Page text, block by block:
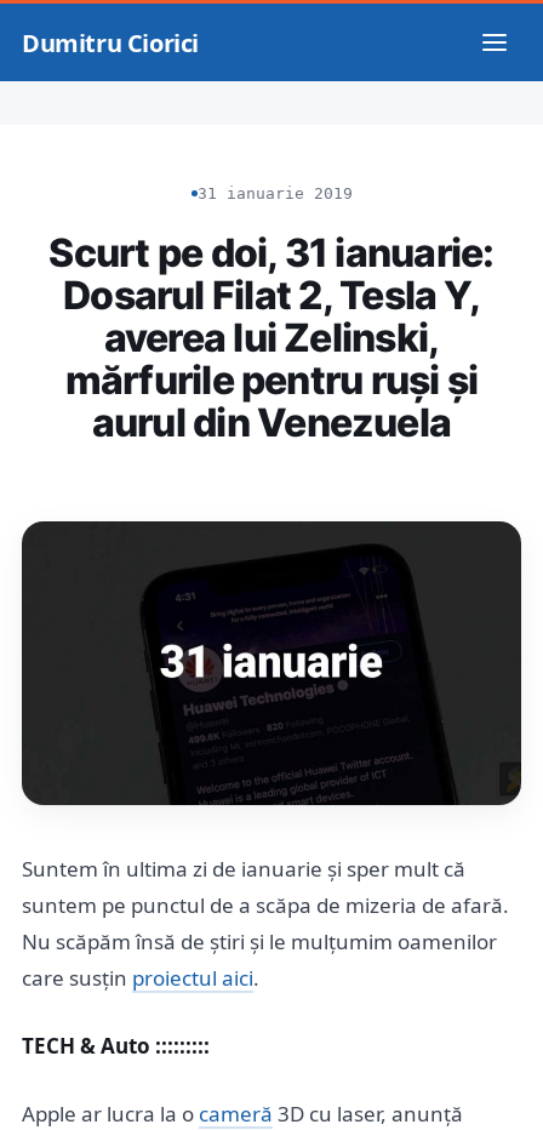
Dumitru Ciorici
31 ianuarie 2019
Scurt pe doi, 31 ianuarie:
Dosarul Filat 2, Tesla Y,
averea lui Zelinski,
mărfurile pentru ruși și
aurul din Venezuela
Suntem în ultima zi de ianuarie și sper mult că
suntem pe punctul de a scăpa de mizeria de afară.
Nu scăpăm însă de știri și le mulțumim oamenilor
care susțin proiectul aici.
TECH & Auto :::::::::
Apple ar lucra la o cameră 3D cu laser, anunță